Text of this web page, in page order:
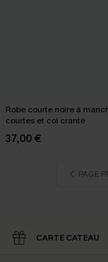
Robe courte noire à
courtes et col cranté
37,00 €
PAGE
CARTE CATEAU